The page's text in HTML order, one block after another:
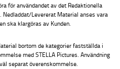
för användandet av det Redaktionella
Levererat Material anses vara
ska klargöras av Kunden.
bortom de kategorier fastställda i
med STELLA Pictures. Användning
separat överenskommelse.